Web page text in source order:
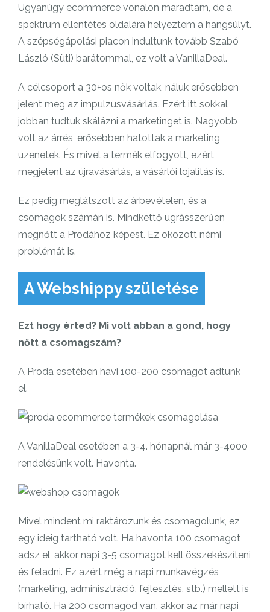
Ugyanúgy ecommerce vonalon maradtam, de a
spektrum ellentétes oldalára helyeztem a hangsúlyt.
A szépségápolási piacon indultunk tovább Szabó
László (Süti) barátommal, ez volt a VanillaDeal.
A célcsoport a 30+os nők voltak, náluk erősebben
jelent meg az impulzusvásárlás. Ezért itt sokkal
jobban tudtuk skálázni a marketinget is. Nagyobb
volt az árrés, erősebben hatottak a marketing
üzenetek. És mivel a termék elfogyott, ezért
megjelent az újravásárlás, a vásárlói lojalitás is.
Ez pedig meglátszott az árbevételen, és a
csomagok számán is. Mindkettő ugrásszerűen
megnőtt a Prodához képest. Ez okozott némi
problémát is.
A Webshippy születése
Ezt hogy érted? Mi volt abban a gond, hogy
nőtt a csomagszám?
A Proda esetében havi 100-200 csomagot adtunk
el.
A VanillaDeal esetében a 3-4. hónapnál már 3-4000
rendelésünk volt. Havonta.
Mivel mindent mi raktározunk és csomagolunk, ez
egy ideig tartható volt. Ha havonta 100 csomagot
adsz el, akkor napi 3-5 csomagot kell összekészíteni
és feladni. Ez azért még a napi munkavégzés
(marketing, adminisztráció, fejlesztés, stb.) mellett is
bírható. Ha 200 csomagod van, akkor az már napi